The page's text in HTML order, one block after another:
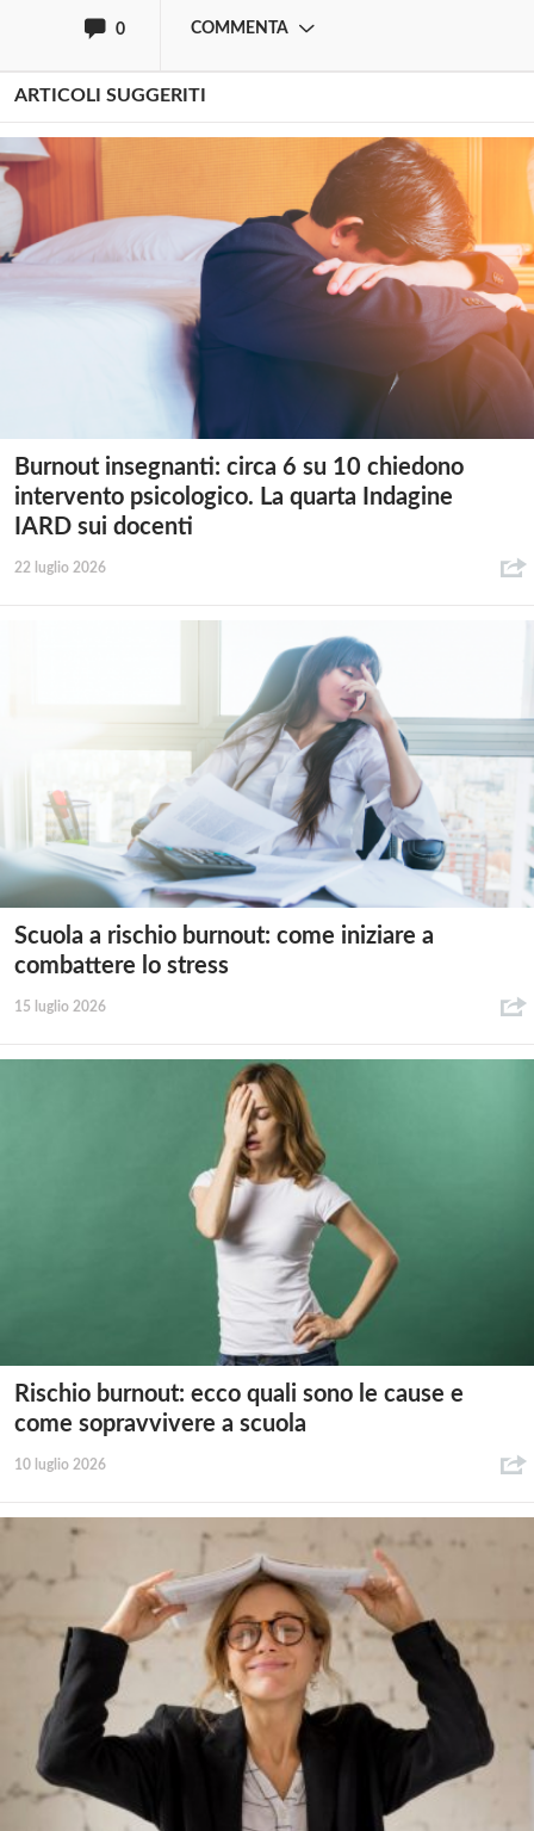
0 COMMENTA
ARTICOLI SUGGERITI
Burnout insegnanti: circa 6 su 10 chiedono
intervento psicologico. La quarta Indagine
IARD sui docenti
22 luglio 2026
Scuola a rischio burnout: come iniziare a
combattere lo stress
15 luglio 2026
Rischio burnout: ecco quali sono le cause e
come sopravvivere a scuola
10 luglio 2026